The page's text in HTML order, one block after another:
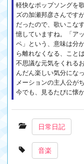
軽快なポップソングを
ズの加瀬邦彦さんです
だったので、歌いこな
憶していますね。「ア
ペ」という、意味は分
ら離れなくなる、こと
不思議な元気をくれる
んだん楽しい気分にな
メーションの主人公が
今でも、見るたびに懐
日常日記
音楽